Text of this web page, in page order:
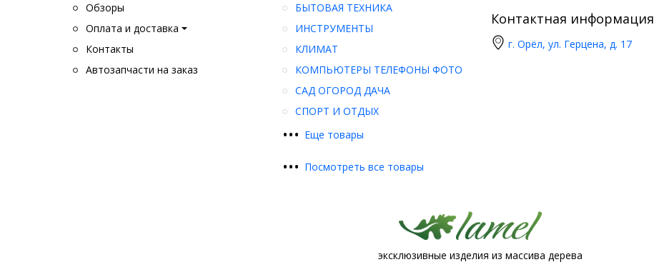
Обзоры
Оплата и доставка
Контакты
Автозапчасти на заказ
••• Еще товары
БЫТОВАЯ ТЕХНИКА
ИНСТРУМЕНТЫ
КЛИМАТ
КОМПЬЮТЕРЫ ТЕЛЕФОНЫ ФОТО
САД ОГОРОД ДАЧА
СПОРТ И ОТДЫХ
••• Посмотреть все товары
Контактная информация
г. Орёл, ул. Герцена, д. 17
эксклюзивные изделия из массива дерева